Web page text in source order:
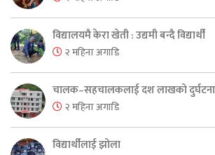
विद्यालयमै केरा खेती : उद्यमी बन्दै विद्यार्थी
२ महिना अगाडि
चालक–सहचालकलाई दश लाखको दुर्घटना
२ महिना अगाडि
विद्यार्थीलाई झोला